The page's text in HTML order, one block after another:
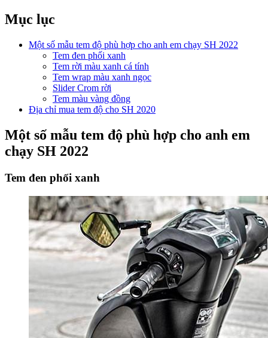
Mục lục
Một số mẫu tem độ phù hợp cho anh em chạy SH 2022
Tem đen phối xanh
Tem rời màu xanh cá tính
Tem wrap màu xanh ngọc
Slider Crom rời
Tem màu vàng đồng
Địa chỉ mua tem độ cho SH 2020
Một số mẫu tem độ phù hợp cho anh em
chạy SH 2022
Tem đen phối xanh